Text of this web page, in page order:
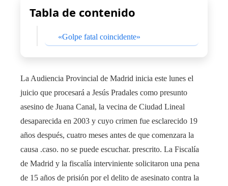
Tabla de contenido
«Golpe fatal coincidente»
La Audiencia Provincial de Madrid inicia este lunes el
juicio que procesará a Jesús Pradales como presunto
asesino de Juana Canal, la vecina de Ciudad Lineal
desaparecida en 2003 y cuyo crimen fue esclarecido 19
años después, cuatro meses antes de que comenzara la
causa .caso. no se puede escuchar. prescrito. La Fiscalía
de Madrid y la fiscalía interviniente solicitaron una pena
de 15 años de prisión por el delito de asesinato contra la